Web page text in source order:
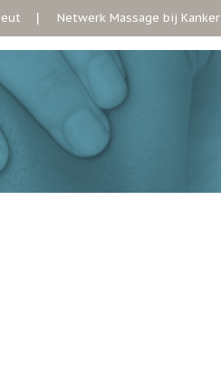
Netwerk Massage bij Kanker